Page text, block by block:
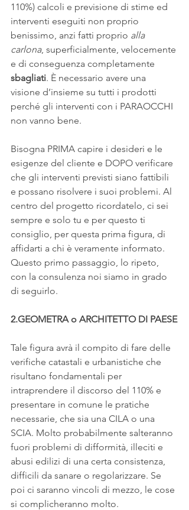
110%) calcoli e previsione di stime ed
interventi eseguiti non proprio
benissimo, anzi fatti proprio alla
carlona, superficialmente, velocemente
e di conseguenza completamente
sbagliati. È necessario avere una
visione d’insieme su tutti i prodotti
perché gli interventi con i PARAOCCHI
non vanno bene.
Bisogna PRIMA capire i desideri e le
esigenze del cliente e DOPO verificare
che gli interventi previsti siano fattibili
e possano risolvere i suoi problemi. Al
centro del progetto ricordatelo, ci sei
sempre e solo tu e per questo ti
consiglio, per questa prima figura, di
affidarti a chi è veramente informato.
Questo primo passaggio, lo ripeto,
con la consulenza noi siamo in grado
di seguirlo.
2.GEOMETRA o ARCHITETTO DI PAESE
Tale figura avrà il compito di fare delle
verifiche catastali e urbanistiche che
risultano fondamentali per
intraprendere il discorso del 110% e
presentare in comune le pratiche
necessarie, che sia una CILA o una
SCIA. Molto probabilmente salteranno
fuori problemi di difformità, illeciti e
abusi edilizi di una certa consistenza,
difficili da sanare o regolarizzare. Se
poi ci saranno vincoli di mezzo, le cose
si complicheranno molto.